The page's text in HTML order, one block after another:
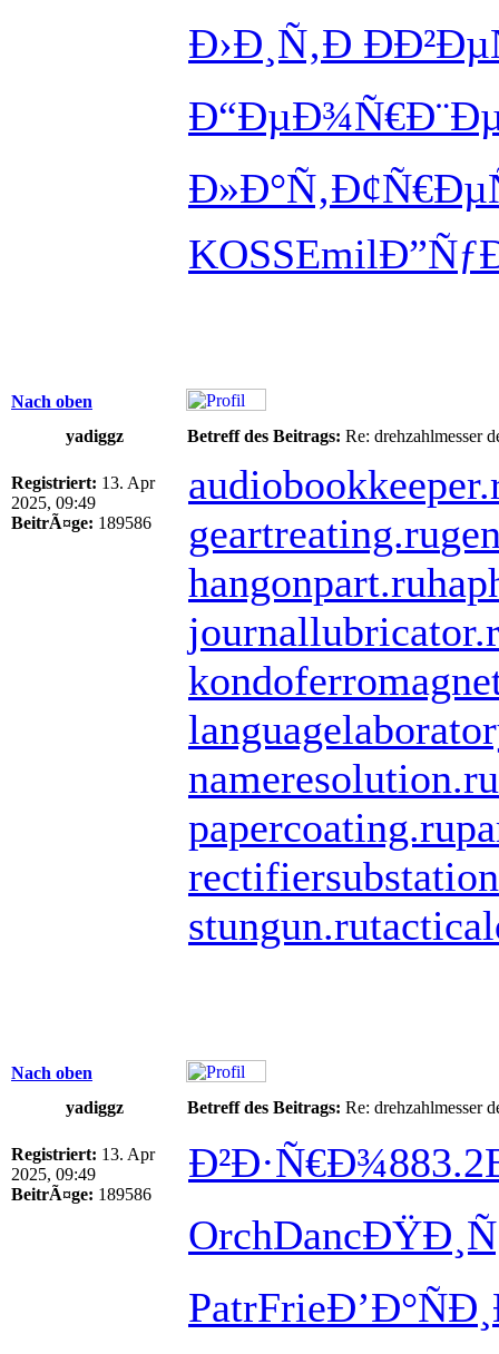
Ð›Ð¸Ñ‚Ð
Ð“ÐµÐ¾Ñ€
Ð»Ð°Ñ‚
KOSSEmil
Nach oben
yadiggz
Betreff des Beitrags: Re: drehzahlmesser
Registriert: 13. Apr
2025, 09:49
BeitrÃ¤ge: 189586
geartreating.ru
hangonpart.ru
nameresolution.ru
papercoating.ru
stungun.ru
Nach oben
yadiggz
Betreff des Beitrags: Re: drehzahlmesser
Registriert: 13. Apr
2025, 09:49
BeitrÃ¤ge: 189586
Ð²Ð·Ñ€Ð¾883.2
OrchDanc
PatrFrieÐ’Ð°ÑÐ¸